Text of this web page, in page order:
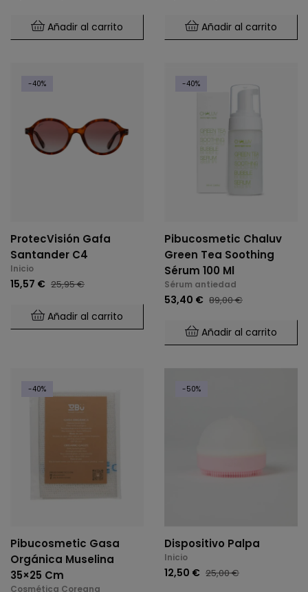
Añadir al carrito Añadir al carrito
-40%
ProtecVisión Gafa
Santander C4
Inicio
15,57 € 25,95 €
Añadir al carrito
-40%
Pibucosmetic Chaluv
Green Tea Soothing
Sérum 100 Ml
Sérum antiedad
53,40 € 89,00 €
Añadir al carrito
-40%
Pibucosmetic Gasa
Orgánica Muselina
35×25 Cm
Cosmética Coreana
-50%
Dispositivo Palpa
Inicio
12,50 € 25,00 €